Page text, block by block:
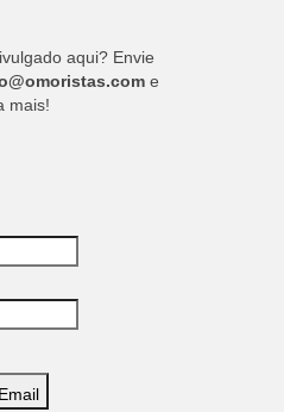
aqui? Envie
e
mais!